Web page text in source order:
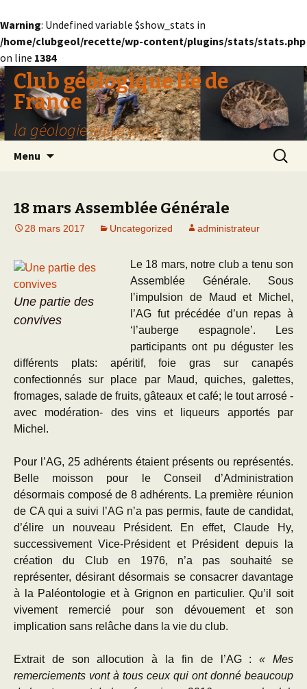
Warning: Undefined variable $show_stats in
/home/clubgeol/recette/wp-content/plugins/stats/stats.php
on line 1384
Club géologique Ile de
France
la géologie entre amis
Menu
18 mars Assemblée Générale
28 mars 2017 Uncategorized administrateur
Une partie des
convives
Le 18 mars, notre club a tenu son
Assemblée Générale. Sous
l’impulsion de Maud et Michel,
l’AG fut précédée d’un repas à
‘l’auberge espagnole’. Les
participants ont pu déguster les
différents plats: apéritif, foie gras sur canapés
confectionnés sur place par Maud, quiches, galettes,
fromages, salade de fruits, gâteaux et café; le tout arrosé -
avec modération- des vins et liqueurs apportés par
Michel.
Pour l’AG, 25 adhérents étaient présents ou représentés.
Belle moisson pour le Conseil d’Administration
désormais composé de 8 adhérents. La première réunion
de CA qui a suivi l’AG n’a pas permis, faute de candidat,
d’élire un nouveau Président. En effet, Claude Hy,
successivement Vice-Président et Président depuis la
création du Club en 1976, n’a pas souhaité se
représenter, désirant désormais se consacrer davantage
à la Paléontologie et à Grignon en particulier. Qu’il soit
vivement remercié pour son dévouement et son
implication sans relâche dans la vie du club.
Extrait de son allocution à la fin de l’AG :« Mes
remerciements vont à tous ceux qui ont donné beaucoup